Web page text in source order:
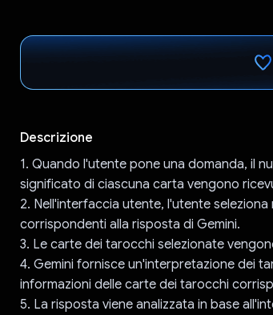
Descrizione
1. Quando l'utente pone una domanda, il
significato di ciascuna carta vengono
2. Nell'interfaccia utente, l'utente
corrispondenti alla risposta di Gemini.
3. Le carte dei tarocchi selezionate
4. Gemini fornisce un'interpretazione dei
informazioni delle carte dei tarocchi
5. La risposta viene analizzata in base